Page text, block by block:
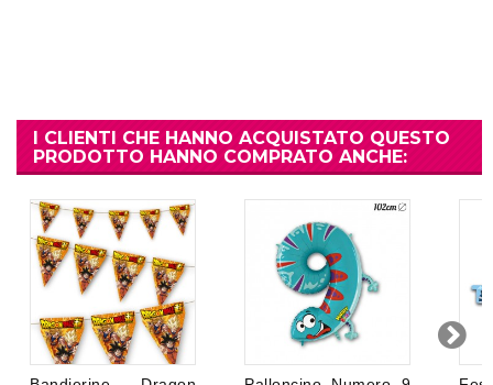
I CLIENTI CHE HANNO ACQUISTATO QUESTO
PRODOTTO HANNO COMPRATO ANCHE: